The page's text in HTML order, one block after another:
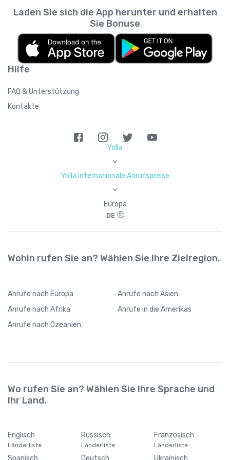
Hilfe
FAQ & Unterstützung
Kontakte
Laden Sie sich die App herunter und erhalten
Sie Bonuse
Yolla
>
Yolla internationale Anrufspreise
>
Europa
DE
Wohin rufen Sie an? Wählen Sie Ihre Zielregion.
Anrufe nach Europa Anrufe nach Asien
Anrufe nach Afrika Anrufe in die Amerikas
Anrufe nach Ozeanien
Wo rufen Sie an? Wählen Sie Ihre Sprache und
Ihr Land.
Englisch
Länderliste
Russisch
Länderliste
Französisch
Länderliste
Spanisch Deutsch Ukrainisch